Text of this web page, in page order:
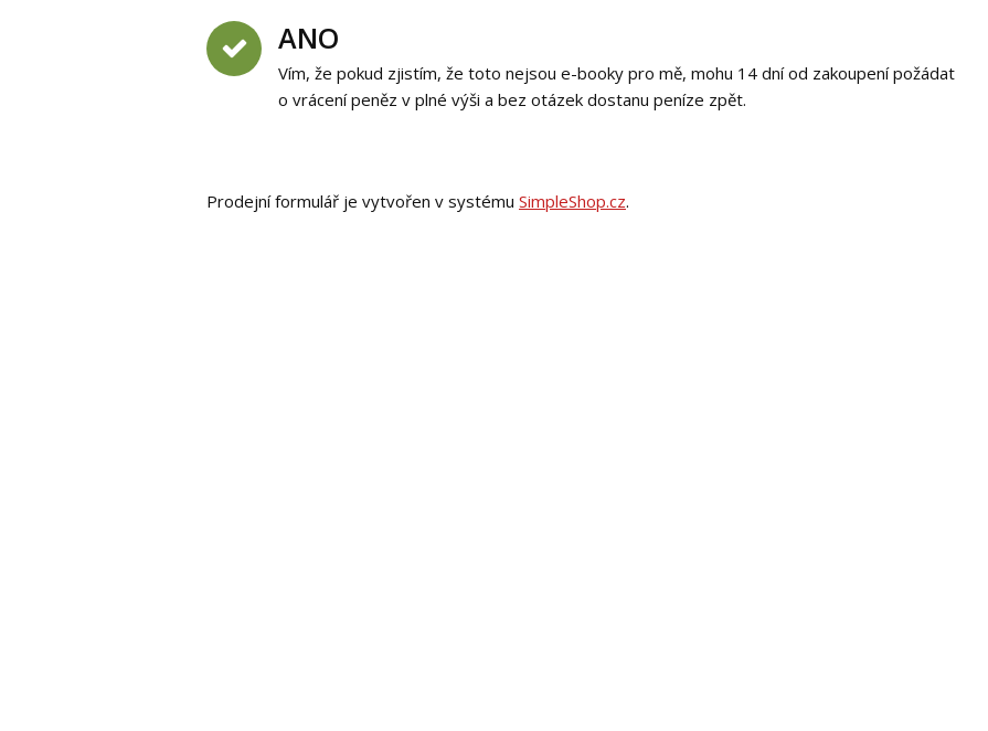
ANO
Vím, že pokud zjistím, že toto nejsou e-booky pro mě, mohu 14 dní od zakoupení požádat
o vrácení peněz v plné výši a bez otázek dostanu peníze zpět.
Prodejní formulář je vytvořen v systému SimpleShop.cz.